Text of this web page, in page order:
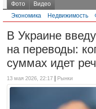
Фото
Видео
Экономика
Недвижимость
В Украине
на переводы:
суммах идет
13 мая 2026, 22:17 Рынки